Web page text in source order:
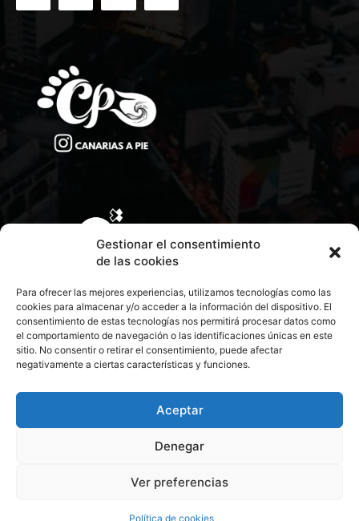
Gestionar el consentimiento
de las cookies
Para ofrecer las mejores experiencias, utilizamos tecnologías como las
cookies para almacenar y/o acceder a la información del dispositivo. El
consentimiento de estas tecnologías nos permitirá procesar datos como
el comportamiento de navegación o las identificaciones únicas en este
sitio. No consentir o retirar el consentimiento, puede afectar
negativamente a ciertas características y funciones.
Aceptar
Denegar
Ver preferencias
Política de cookies
CONTACTA CON NOSOTROS
© 2026 Todos los derechos reservados. Culturamanía